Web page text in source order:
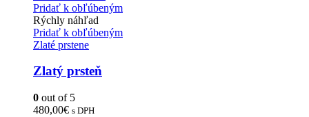
Pridať k obľúbeným
Rýchly náhľad
Pridať k obľúbeným
Zlaté prstene
Zlatý prsteň
0 out of 5
480,00€ s DPH